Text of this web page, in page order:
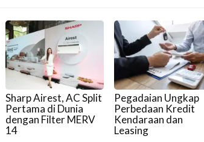
Sharp Airest, AC Split
Pertama di Dunia
dengan Filter MERV
14
Pegadaian Ungkap
Perbedaan Kredit
Kendaraan dan
Leasing